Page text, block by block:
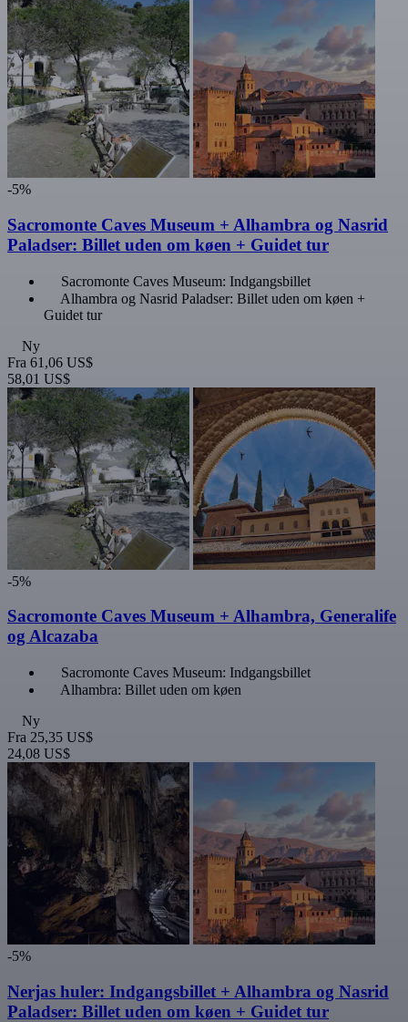
-5%
Sacromonte Caves Museum + Alhambra og Nasrid
Paladser: Billet uden om køen + Guidet tur
Sacromonte Caves Museum: Indgangsbillet
Alhambra og Nasrid Paladser: Billet uden om køen +
Guidet tur
Ny
Fra 61,06 US$
58,01 US$
-5%
Sacromonte Caves Museum + Alhambra, Generalife
og Alcazaba
Sacromonte Caves Museum: Indgangsbillet
Alhambra: Billet uden om køen
Ny
Fra 25,35 US$
24,08 US$
-5%
Nerjas huler: Indgangsbillet + Alhambra og Nasrid
Paladser: Billet uden om køen + Guidet tur